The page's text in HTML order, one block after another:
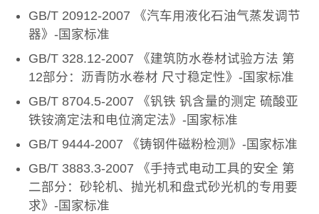
GB/T 20912-2007 《汽车用液化石油气蒸发调节
器》-国家标准
GB/T 328.12-2007 《建筑防水卷材试验方法 第
12部分：沥青防水卷材 尺寸稳定性》-国家标准
GB/T 8704.5-2007 《钒铁 钒含量的测定 硫酸亚
铁铵滴定法和电位滴定法》-国家标准
GB/T 9444-2007 《铸钢件磁粉检测》-国家标准
GB/T 3883.3-2007 《手持式电动工具的安全 第
二部分：砂轮机、抛光机和盘式砂光机的专用要
求》-国家标准